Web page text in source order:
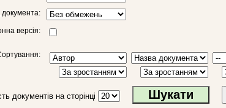
документа:
версія:
документів на сторінці